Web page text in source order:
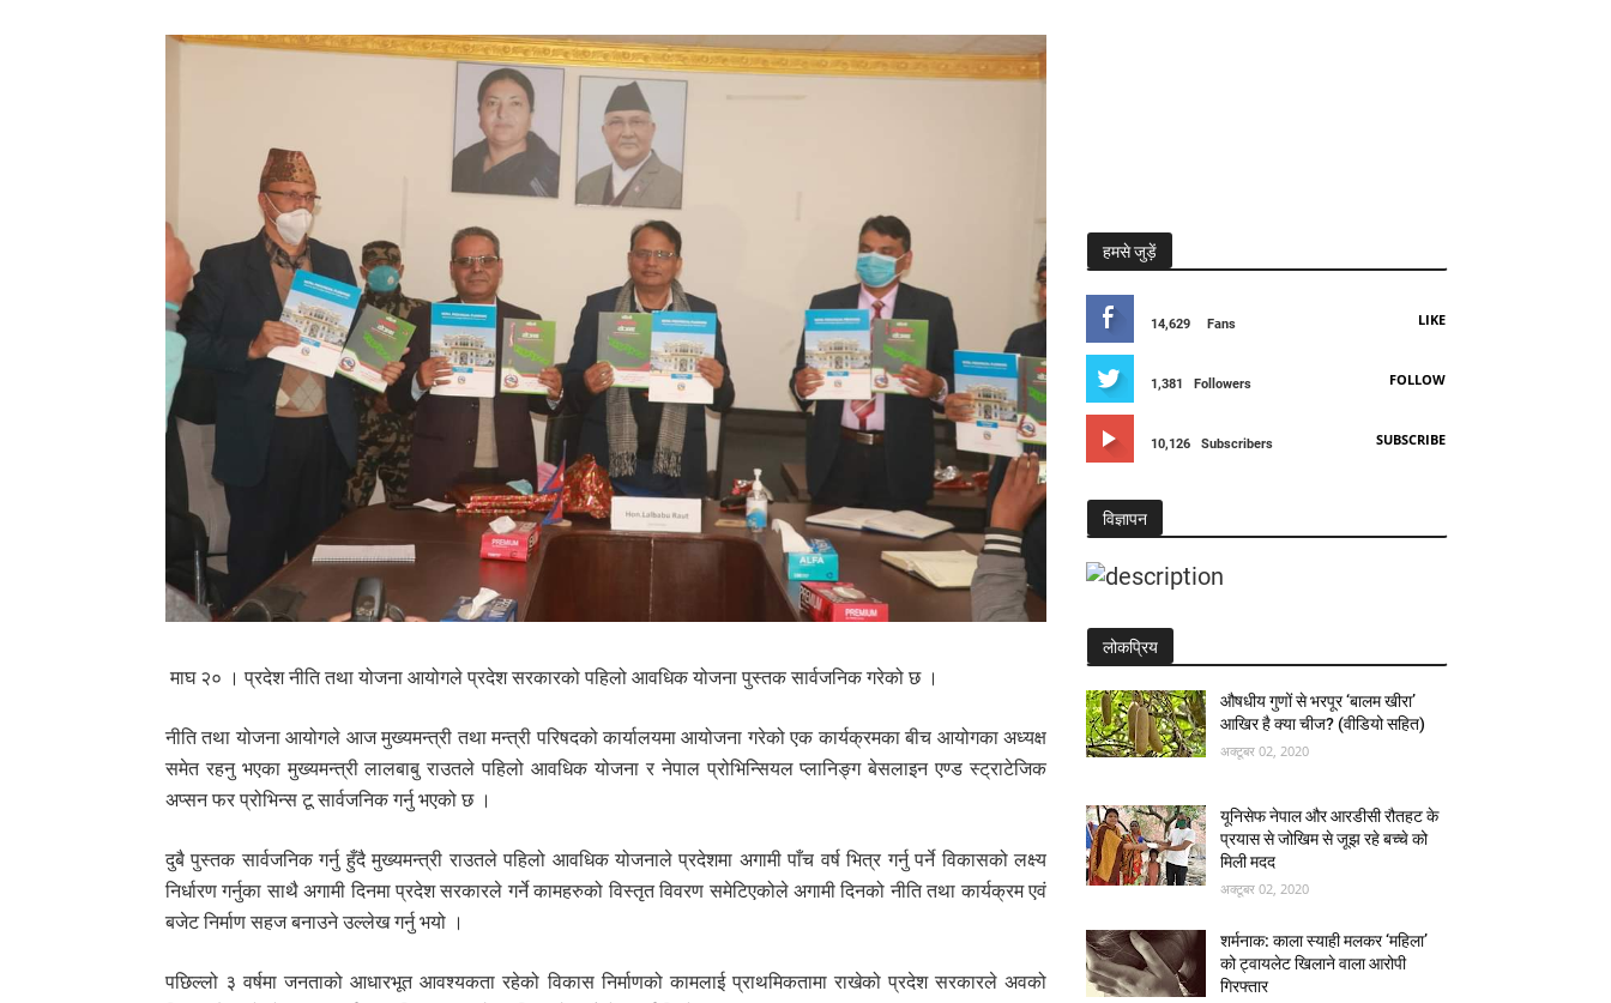
माघ २० । प्रदेश नीति तथा योजना आयोगले प्रदेश सरकारको पहिलो आवधिक योजना पुस्तक सार्वजनिक गरेको छ ।
नीति तथा योजना आयोगले आज मुख्यमन्त्री तथा मन्त्री परिषदको कार्यालयमा आयोजना गरेको एक कार्यक्रमका बीच आयोगका अध्यक्ष
समेत रहनु भएका मुख्यमन्त्री लालबाबु राउतले पहिलो आवधिक योजना र नेपाल प्रोभिन्सियल प्लानिङ्ग बेसलाइन एण्ड स्ट्राटेजिक
अप्सन फर प्रोभिन्स टू सार्वजनिक गर्नु भएको छ ।
दुबै पुस्तक सार्वजनिक गर्नु हुँदै मुख्यमन्त्री राउतले पहिलो आवधिक योजनाले प्रदेशमा अगामी पाँच वर्ष भित्र गर्नु पर्ने विकासको लक्ष्य
निर्धारण गर्नुका साथै अगामी दिनमा प्रदेश सरकारले गर्ने कामहरुको विस्तृत विवरण समेटिएकोले अगामी दिनको नीति तथा कार्यक्रम एवं
बजेट निर्माण सहज बनाउने उल्लेख गर्नु भयो ।
पछिल्लो ३ वर्षमा जनताको आधारभूत आवश्यकता रहेको विकास निर्माणको कामलाई प्राथमिकतामा राखेको प्रदेश सरकारले अवको
हमसे जुड़ें
14,629 Fans LIKE
1,381 Followers FOLLOW
10,126 Subscribers SUBSCRIBE
विज्ञापन
लोकप्रिय
औषधीय गुणों से भरपूर ‘बालम खीरा’
आखिर है क्या चीज? (वीडियो सहित)
अक्टूबर 02, 2020
यूनिसेफ नेपाल और आरडीसी रौतहट के
प्रयास से जोखिम से जूझ रहे बच्चे को
मिली मदद
अक्टूबर 02, 2020
शर्मनाक: काला स्याही मलकर ‘महिला’
को ट्वायलेट खिलाने वाला आरोपी
गिरफ्तार